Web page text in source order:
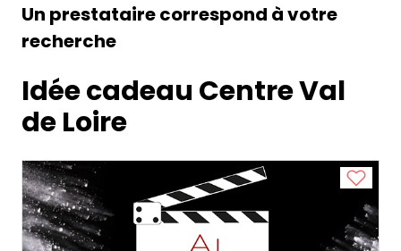
Un prestataire correspond à votre
recherche
Idée cadeau Centre Val
de Loire